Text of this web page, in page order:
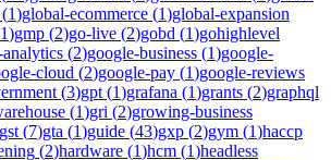
(1)global-ecommerce (1)global-expansion
1)gmp (2)go-live (2)gobd (1)gohighlevel
(2)google-business (1)google-
cloud (2)google-pay (1)google-reviews
(3)gpt (1)grafana (1)grants (2)graphql
(1)gri (2)growing-business
gst (7)gta (1)guide (43)gxp (2)gym (1)haccp
(2)hardware (1)hcm (1)headless